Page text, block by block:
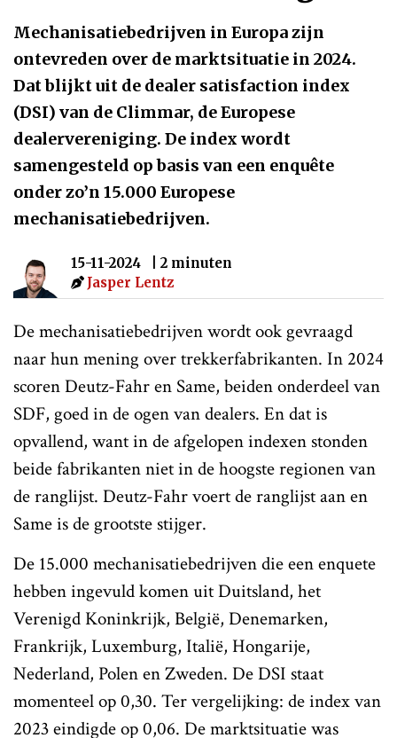
Mechanisatiebedrijven in Europa zijn
ontevreden over de marktsituatie in 2024.
Dat blijkt uit de dealer satisfaction index
(DSI) van de Climmar, de Europese
dealervereniging. De index wordt
samengesteld op basis van een enquête
onder zo’n 15.000 Europese
mechanisatiebedrijven.
15-11-2024
| 2 minuten
Jasper Lentz
De mechanisatiebedrijven wordt ook gevraagd
naar hun mening over trekkerfabrikanten. In 2024
scoren Deutz-Fahr en Same, beiden onderdeel van
SDF, goed in de ogen van dealers. En dat is
opvallend, want in de afgelopen indexen stonden
beide fabrikanten niet in de hoogste regionen van
de ranglijst. Deutz-Fahr voert de ranglijst aan en
Same is de grootste stijger.
De 15.000 mechanisatiebedrijven die een enquete
hebben ingevuld komen uit Duitsland, het
Verenigd Koninkrijk, België, Denemarken,
Frankrijk, Luxemburg, Italië, Hongarije,
Nederland, Polen en Zweden. De DSI staat
momenteel op 0,30. Ter vergelijking: de index van
2023 eindigde op 0,06. De marktsituatie was